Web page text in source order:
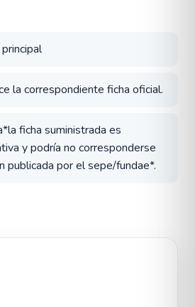
la correspondiente ficha oficial.
ficha suministrada es
y podría no corresponderse
publicada por el sepe/fundae*.